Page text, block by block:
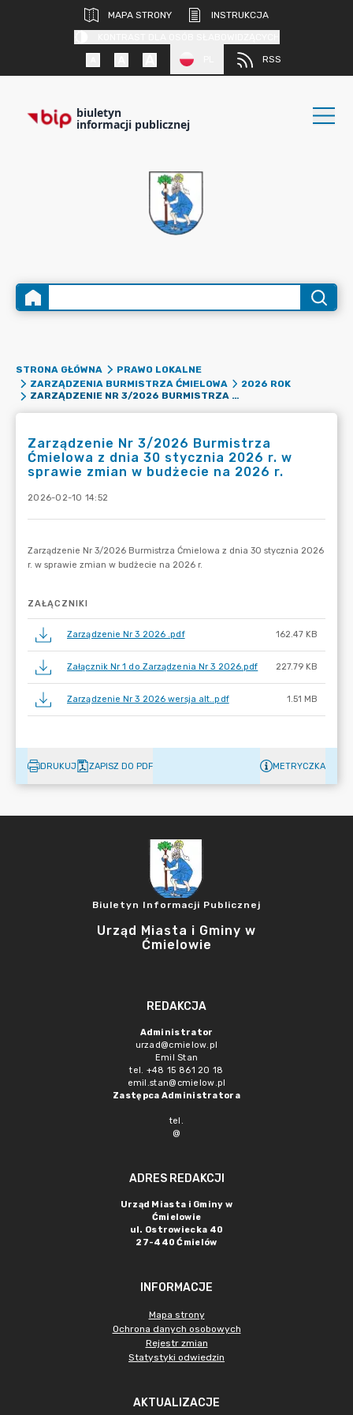
MAPA STRONY
INSTRUKCJA
RSS
biuletyn
informacji publicznej
STRONA GŁÓWNA
PRAWO LOKALNE
ZARZĄDZENIA BURMISTRZA ĆMIELOWA
2026 ROK
ZARZĄDZENIE NR 3/2026 BURMISTRZA ĆMIELOWA Z DNIA 30 STYCZNIA 2026 R. W SPRAWIE ZMIAN W BUDŻECIE NA 2026 R.
Zarządzenie Nr 3/2026 Burmistrza
Ćmielowa z dnia 30 stycznia 2026 r. w
sprawie zmian w budżecie na 2026 r.
2026-02-10 14:52
ZAŁĄCZNIKI
Zarządzenie Nr 3 2026 .pdf 162.47 KB
Załącznik Nr 1 do Zarządzenia Nr 3 2026.pdf 227.79 KB
Zarządzenie Nr 3 2026 wersja alt..pdf 1.51 MB
DRUKUJ ZAPISZ DO PDF METRYCZKA
Biuletyn Informacji Publicznej
Urząd Miasta i Gminy w
Ćmielowie
REDAKCJA
Administrator
urzad@cmielow.pl
Emil Stan
tel. +48 15 861 20 18
emil.stan@cmielow.pl
Zastępca Administratora
tel.
@
ADRES REDAKCJI
Urząd Miasta i Gminy w
Ćmielowie
ul. Ostrowiecka 40
27-440 Ćmielów
INFORMACJE
Mapa strony
Ochrona danych osobowych
Rejestr zmian
Statystyki odwiedzin
AKTUALIZACJE